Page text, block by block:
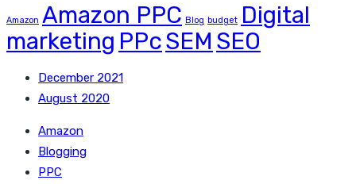
Amazon Amazon PPC Blog budget Digital
marketing PPcSEM SEO
December 2021
August 2020
Amazon
Blogging
PPC